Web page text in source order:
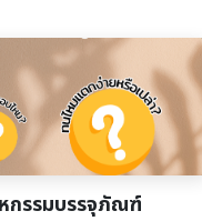
กรรมบรรจุภัณฑ์